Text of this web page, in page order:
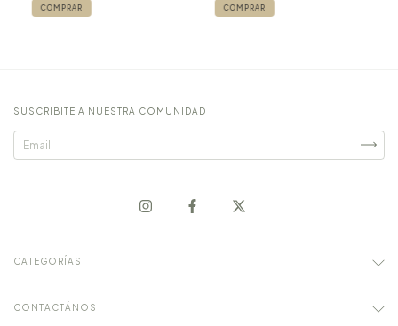
SUSCRIBITE A NUESTRA COMUNIDAD
CATEGORÍAS
CONTACTÁNOS